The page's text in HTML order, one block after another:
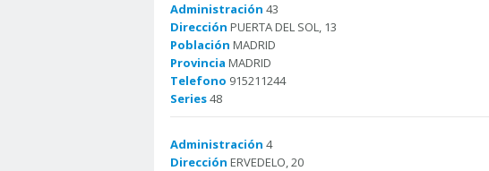
Administración 43
Dirección PUERTA DEL SOL, 13
Población MADRID
Provincia MADRID
Telefono 915211244
Series48
Administración 4
Dirección ERVEDELO, 20